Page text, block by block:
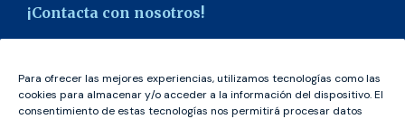
Para ofrecer las mejores experiencias, utilizamos tecnologías como las
cookies para almacenar y/o acceder a la información del dispositivo. El
consentimiento de estas tecnologías nos permitirá procesar datos
¡Contacta con nosotros!
Tel.:928 09 14 11